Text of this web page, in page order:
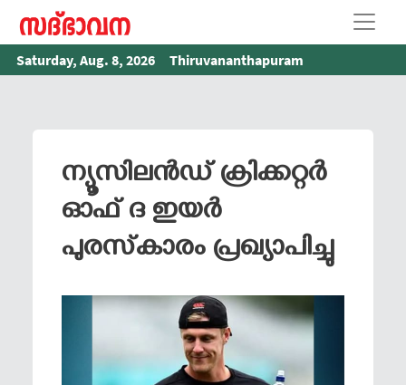
Saturday, Aug. 8, 2026 Thiruvananthapuram
ന്യൂസിലന്‍ഡ് ക്രിക്കറ്റര്‍
ഓഫ് ദ ഇയര്‍
പുരസ്‌കാരം പ്രഖ്യാപിച്ചു